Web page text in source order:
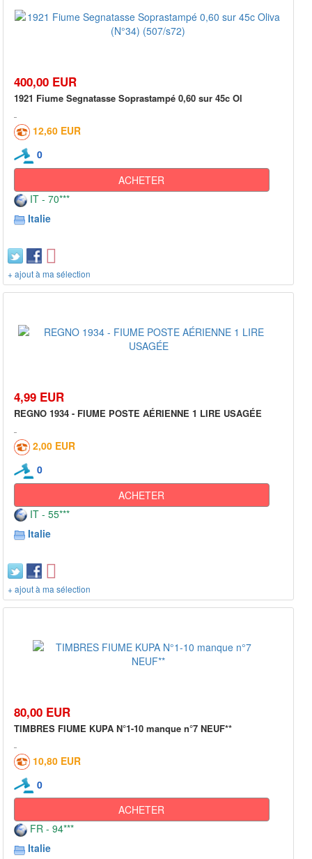
400,00 EUR
1921 Fiume Segnatasse Soprastampé 0,60 sur 45c Ol
12,60 EUR
0
ACHETER
IT - 70***
Italie
+ ajout à ma sélection
4,99 EUR
REGNO 1934 - FIUME POSTE AÉRIENNE 1 LIRE USAGÉE
2,00 EUR
0
ACHETER
IT - 55***
Italie
+ ajout à ma sélection
80,00 EUR
TIMBRES FIUME KUPA N°1-10 manque n°7 NEUF**
10,80 EUR
0
ACHETER
FR - 94***
Italie